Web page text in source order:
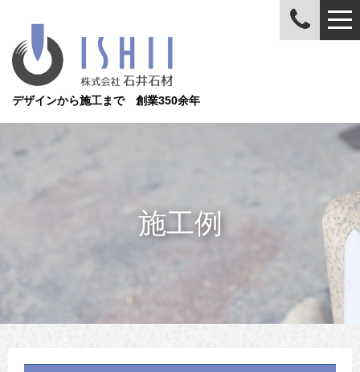
デザインから施工まで 創業350余年
施工例